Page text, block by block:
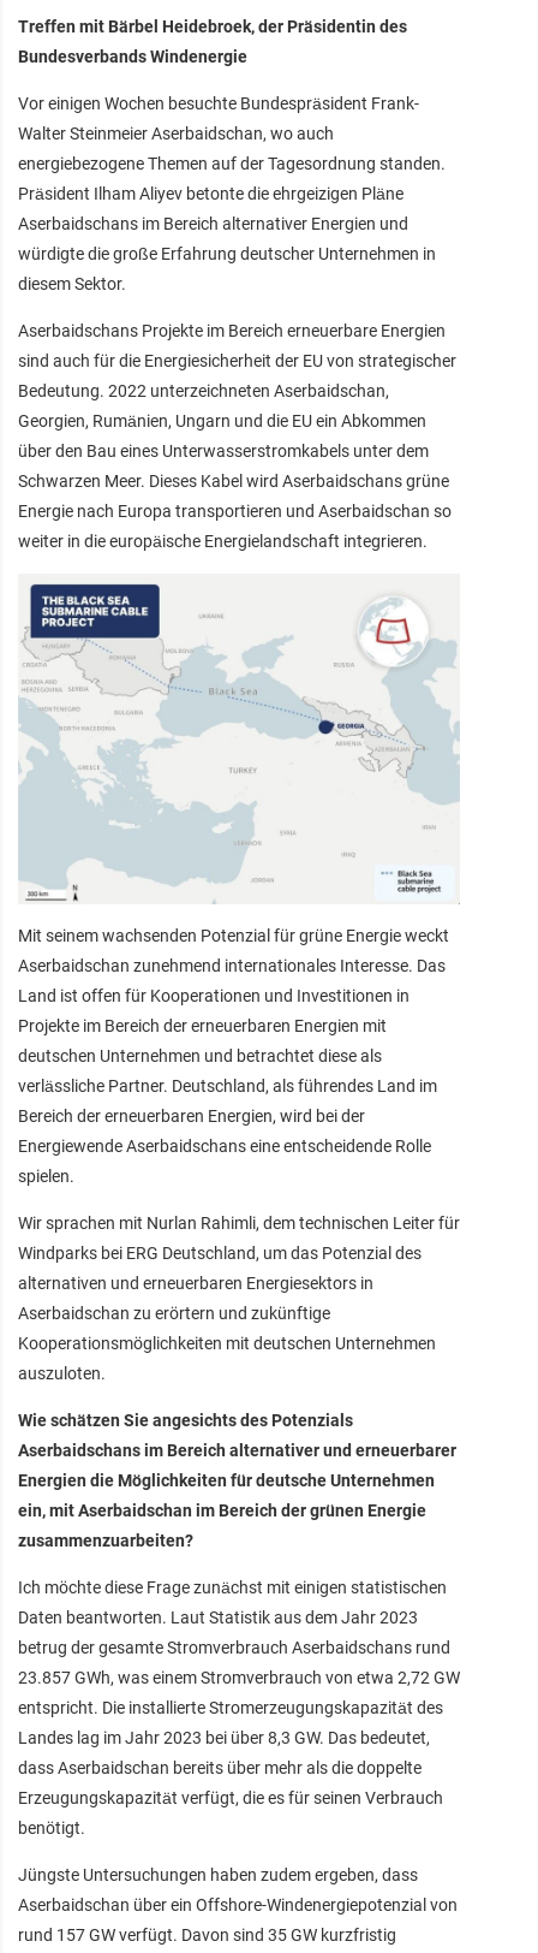
Treffen mit Bärbel Heidebroek, der Präsidentin des
Bundesverbands Windenergie
Vor einigen Wochen besuchte Bundespräsident Frank-
Walter Steinmeier Aserbaidschan, wo auch
energiebezogene Themen auf der Tagesordnung standen.
Präsident Ilham Aliyev betonte die ehrgeizigen Pläne
Aserbaidschans im Bereich alternativer Energien und
würdigte die große Erfahrung deutscher Unternehmen in
diesem Sektor.
Aserbaidschans Projekte im Bereich erneuerbare Energien
sind auch für die Energiesicherheit der EU von strategischer
Bedeutung. 2022 unterzeichneten Aserbaidschan,
Georgien, Rumänien, Ungarn und die EU ein Abkommen
über den Bau eines Unterwasserstromkabels unter dem
Schwarzen Meer. Dieses Kabel wird Aserbaidschans grüne
Energie nach Europa transportieren und Aserbaidschan so
weiter in die europäische Energielandschaft integrieren.
Mit seinem wachsenden Potenzial für grüne Energie weckt
Aserbaidschan zunehmend internationales Interesse. Das
Land ist offen für Kooperationen und Investitionen in
Projekte im Bereich der erneuerbaren Energien mit
deutschen Unternehmen und betrachtet diese als
verlässliche Partner. Deutschland, als führendes Land im
Bereich der erneuerbaren Energien, wird bei der
Energiewende Aserbaidschans eine entscheidende Rolle
spielen.
Wir sprachen mit Nurlan Rahimli, dem technischen Leiter für
Windparks bei ERG Deutschland, um das Potenzial des
alternativen und erneuerbaren Energiesektors in
Aserbaidschan zu erörtern und zukünftige
Kooperationsmöglichkeiten mit deutschen Unternehmen
auszuloten.
Wie schätzen Sie angesichts des Potenzials
Aserbaidschans im Bereich alternativer und erneuerbarer
Energien die Möglichkeiten für deutsche Unternehmen
ein, mit Aserbaidschan im Bereich der grünen Energie
zusammenzuarbeiten?
Ich möchte diese Frage zunächst mit einigen statistischen
Daten beantworten. Laut Statistik aus dem Jahr 2023
betrug der gesamte Stromverbrauch Aserbaidschans rund
23.857 GWh, was einem Stromverbrauch von etwa 2,72 GW
entspricht. Die installierte Stromerzeugungskapazität des
Landes lag im Jahr 2023 bei über 8,3 GW. Das bedeutet,
dass Aserbaidschan bereits über mehr als die doppelte
Erzeugungskapazität verfügt, die es für seinen Verbrauch
benötigt.
Jüngste Untersuchungen haben zudem ergeben, dass
Aserbaidschan über ein Offshore-Windenergiepotenzial von
rund 157 GW verfügt. Davon sind 35 GW kurzfristig